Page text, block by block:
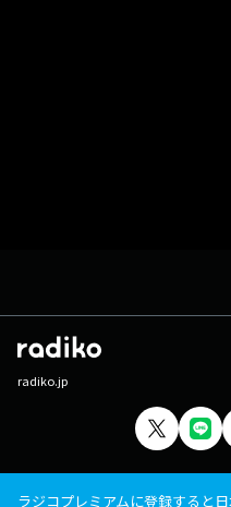
radiko.jp
ラジコプレミアムに登録すると